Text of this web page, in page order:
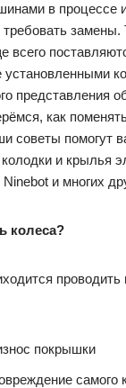
в процессе
замены.
всего
представления
как
советы помогут
и крылья
и многих
колеса?
проводить
покрышки
самого